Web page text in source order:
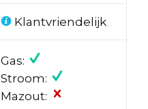
Klantvriendelijk
Gas:
Stroom:
Mazout: